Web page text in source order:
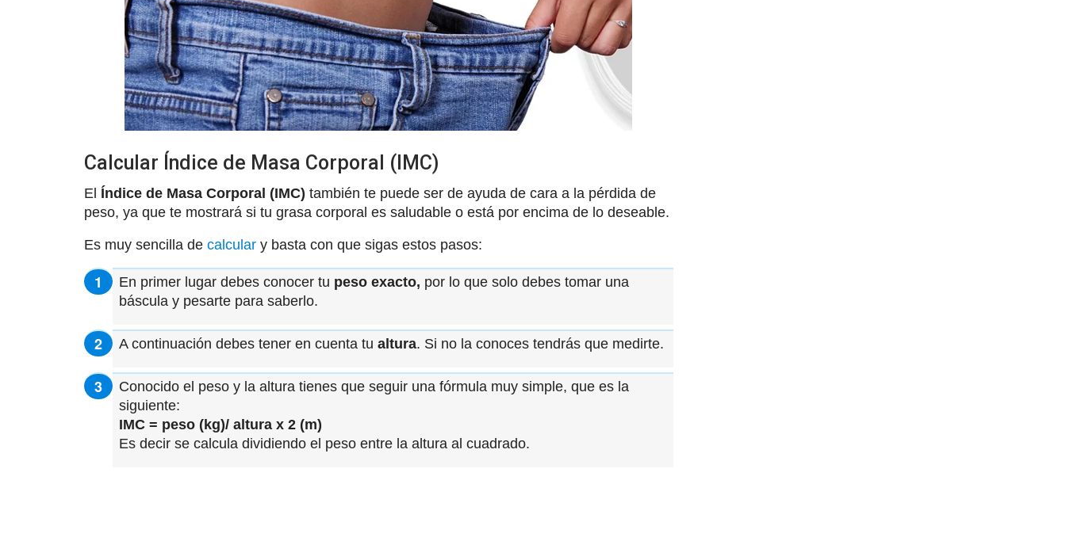
Calcular Índice de Masa Corporal (IMC)
El Índice de Masa Corporal (IMC) también te puede ser de ayuda de cara a la pérdida de
peso, ya que te mostrará si tu grasa corporal es saludable o está por encima de lo deseable.
Es muy sencilla de calcular y basta con que sigas estos pasos:
En primer lugar debes conocer tu peso exacto, por lo que solo debes tomar una
báscula y pesarte para saberlo.
A continuación debes tener en cuenta tu altura. Si no la conoces tendrás que medirte.
Conocido el peso y la altura tienes que seguir una fórmula muy simple, que es la
siguiente:
IMC = peso (kg)/ altura x 2 (m)
Es decir se calcula dividiendo el peso entre la altura al cuadrado.